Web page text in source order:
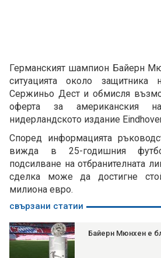
Германският шампион Байерн
ситуацията около
Сержиньо Дест и обмисля
оферта за американския
нидерландското издание
Според информацията
вижда в 25-годишния
подсилване на отбранителната
сделка може да достигне
милиона евро.
свързани статии
Байерн Мюнхен е